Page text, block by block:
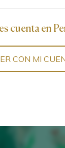
cuenta en
CON MI